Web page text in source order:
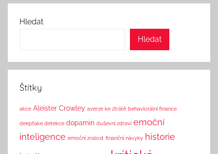
e
T
n
k
Hledat
Hledat
Štítky
akce Aleister Crowley averze ke ztrátě behaviorální finance
deepfake detekce dopamin duševní zdraví emoční
inteligence emoční zralost finanční návyky historie